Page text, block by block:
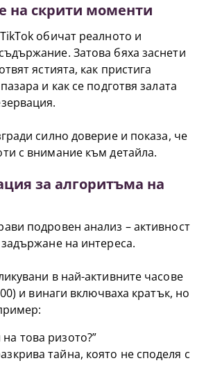
на скрити моменти
обичат реалното и
Затова бяха заснети
ястията, как пристига
и как се подготвя залата
силно доверие и показа, че
с внимание към детайла.
за алгоритъма на
подровен анализ – активност
на интереса.
в най-активните часове
и винаги включваха кратък, но
това ризото?”
тайна, която не споделя с